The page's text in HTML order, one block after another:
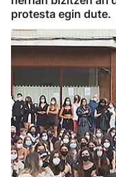
protesta egin dute.